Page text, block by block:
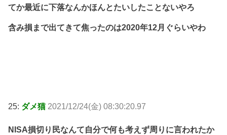
てか最近に下落なんかほんとたいしたことないやろ
含み損まで出てきて焦ったのは2020年12月ぐらいやわ
25: ダメ猫 2021/12/24(金) 08:30:20.97
NISA損切り民なんて自分で何も考えず周りに言われたか